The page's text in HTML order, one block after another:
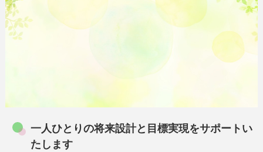
一人ひとりの将来設計と目標実現をサポートい
たします